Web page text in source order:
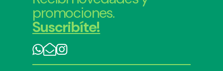
promociones.
Suscribíte!